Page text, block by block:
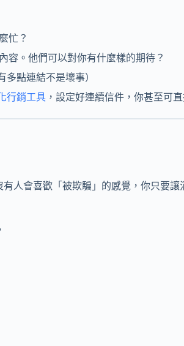
忙？
容。他們可以對你有什麼樣的期待？
多點連結不是壞事）
行銷工具 ，設定好連續信件，你甚至可直
人會喜歡「被欺騙」的感覺，你只要